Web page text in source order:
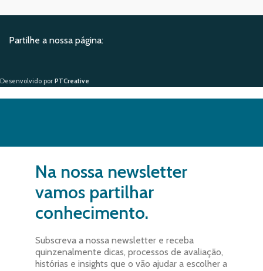
Partilhe a nossa página:
Desenvolvido por PTCreative
Na nossa newsletter
vamos partilhar
conhecimento.
Subscreva a nossa newsletter e receba
quinzenalmente dicas, processos de avaliação,
histórias e insights que o vão ajudar a escolher a